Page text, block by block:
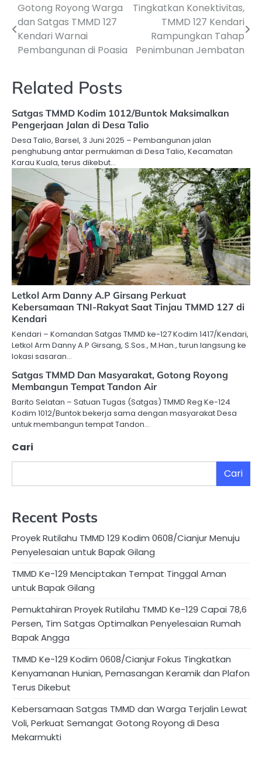
Navigasi
pos
Gotong Royong Warga
dan Satgas TMMD 127
Kendari Warnai
Pembangunan di Poasia
Tingkatkan Konektivitas,
TMMD 127 Kendari
Rampungkan Tahap
Penimbunan Jembatan
Related Posts
Satgas TMMD Kodim 1012/Buntok Maksimalkan
Pengerjaan Jalan di Desa Talio
Desa Talio, Barsel, 3 Juni 2025 – Pembangunan jalan
penghubung antar permukiman di Desa Talio, Kecamatan
Karau Kuala, terus dikebut…
Letkol Arm Danny A.P Girsang Perkuat
Kebersamaan TNI-Rakyat Saat Tinjau TMMD 127 di
Kendari
Kendari – Komandan Satgas TMMD ke-127 Kodim 1417/Kendari,
Letkol Arm Danny A.P Girsang, S.Sos., M.Han., turun langsung ke
lokasi sasaran…
Satgas TMMD Dan Masyarakat, Gotong Royong
Membangun Tempat Tandon Air
Barito Selatan – Satuan Tugas (Satgas) TMMD Reg Ke-124
Kodim 1012/Buntok bekerja sama dengan masyarakat Desa
untuk membangun tempat Tandon…
Cari
Cari
Recent Posts
Proyek Rutilahu TMMD 129 Kodim 0608/Cianjur Menuju
Penyelesaian untuk Bapak Gilang
TMMD Ke-129 Menciptakan Tempat Tinggal Aman
untuk Bapak Gilang
Pemuktahiran Proyek Rutilahu TMMD Ke-129 Capai 78,6
Persen, Tim Satgas Optimalkan Penyelesaian Rumah
Bapak Angga
TMMD Ke-129 Kodim 0608/Cianjur Fokus Tingkatkan
Kenyamanan Hunian, Pemasangan Keramik dan Plafon
Terus Dikebut
Kebersamaan Satgas TMMD dan Warga Terjalin Lewat
Voli, Perkuat Semangat Gotong Royong di Desa
Mekarmukti